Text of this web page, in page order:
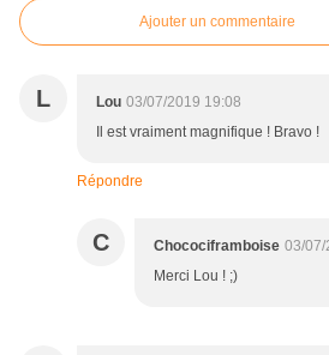
Ajouter un commentaire
L Lou 03/07/2019 19:08
Il est vraiment magnifique ! Bravo !
Répondre
C Chocociframboise 03/07/
Merci Lou ! ;)